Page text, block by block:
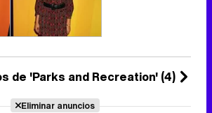
de 'Parks and Recreation' (4)
Eliminar anuncios